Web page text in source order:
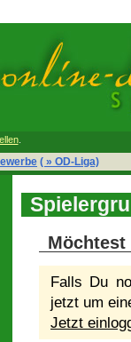
.
( » OD-Liga)
Möchtest
Falls Du
jetzt um
Jetzt